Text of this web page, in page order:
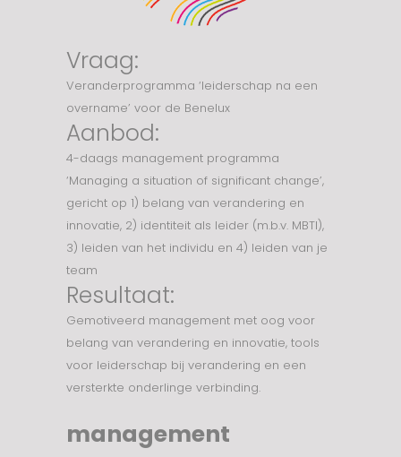
Vraag:
Veranderprogramma ‘leiderschap na een
overname’ voor de Benelux
Aanbod:
4-daags management programma
‘Managing a situation of significant change’,
gericht op 1) belang van verandering en
innovatie, 2) identiteit als leider (m.b.v. MBTI),
3) leiden van het individu en 4) leiden van je
team
Resultaat:
Gemotiveerd management met oog voor
belang van verandering en innovatie, tools
voor leiderschap bij verandering en een
versterkte onderlinge verbinding.
management